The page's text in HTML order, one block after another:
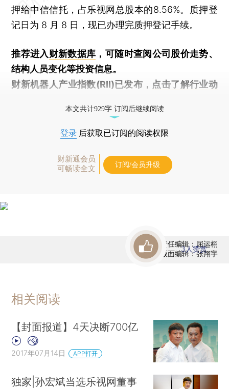
押给中信信托，占乐视网总股本的8.56%。质押登
记日为 8 月 8 日，现已办理完质押登记手续。
推荐进入财新数据库 ，可随时查阅公司股价走势、
结构人员变化等投资信息。
财新机器人产业指数(RII)已发布， 点击了解行业动
本文共计929字 订阅后继续阅读
登录 后获取已订阅的阅读权限
财新通会员
可畅读全文
订阅/会员升级
责任编辑：屈运栩
版面编辑：张翔宇
3人赞赏
相关阅读
【封面报道】4天决断700亿
2017年07月14日 APP打开
独家|孙宏斌当选乐视网董事